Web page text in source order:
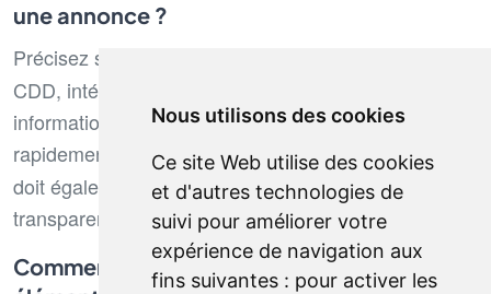
Nous utilisons des cookies
Ce site Web utilise des cookies
et d'autres technologies de
suivi pour améliorer votre
expérience de navigation aux
fins suivantes : pour activer les
une annonce ?
Précisez systématiquement le
CDD, intérim, stage, apprentissage. Cette
information permet aux candidats d'évaluer
rapidement leur intérêt. Leparticulier employeur
doit également respecter cette règle de
transparence.
Comment inclure efficacement des